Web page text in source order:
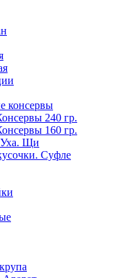
консервы
240 гр.
160 гр.
Щи
Суфле